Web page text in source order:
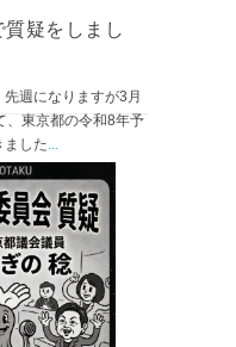
疑をしまし
週になりますが3月
、東京都の令和8年予
ました